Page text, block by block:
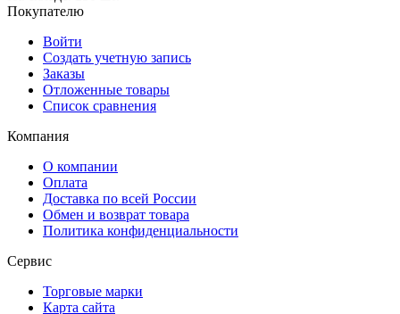
Покупателю
Войти
Создать учетную запись
Заказы
Отложенные товары
Список сравнения
Компания
О компании
Оплата
Доставка по всей России
Обмен и возврат товара
Политика конфиденциальности
Сервис
Торговые марки
Карта сайта